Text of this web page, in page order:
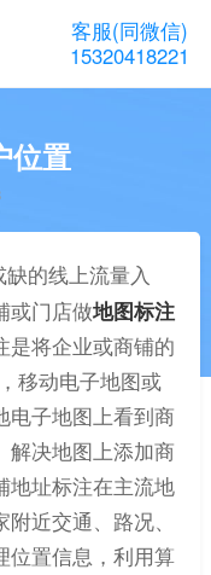
客服(同微信)
15320418221
位置
的线上流量入
或门店做地图标注
是将企业或商铺的
移动电子地图或
电子地图上看到商
解决地图上添加商
地址标注在主流地
近交通、路况、
位置信息，利用算